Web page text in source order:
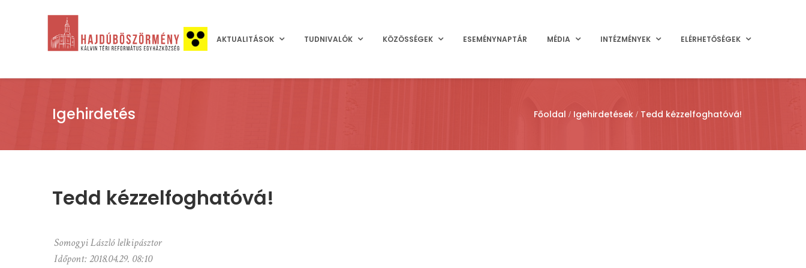
AKTUALITÁSOK TUDNIVALÓK KÖZÖSSÉGEK ESEMÉNYNAPTÁR MÉDIA INTÉZMÉNYEK ELÉRHETŐSÉGEK
Igehirdetés Főoldal Igehirdetések Tedd kézzelfoghatóvá!
Tedd kézzelfoghatóvá!
Somogyi László lelkipásztor
Időpont: 2018.04.29. 08:10